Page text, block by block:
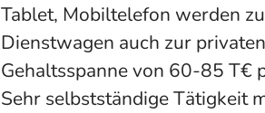
Tablet, Mobiltelefon werden
Dienstwagen auch zur
Gehaltsspanne von 60-85 T€
Sehr selbstständige Tätigkeit